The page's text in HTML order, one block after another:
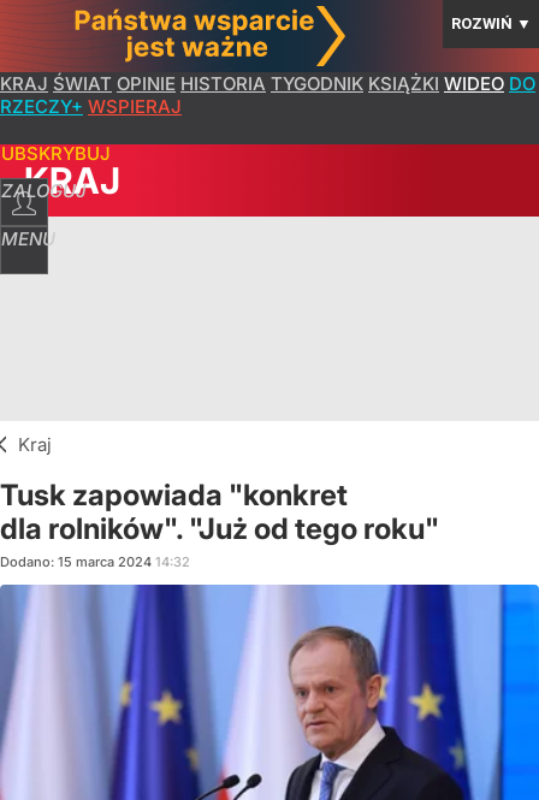
ROZWIŃ ▼
KRAJ ŚWIAT OPINIE HISTORIA TYGODNIK KSIĄŻKI WIDEO DO
RZECZY+ WSPIERAJ
ZALOGUJ
MENU
KRAJ
Kraj
Tusk zapowiada "konkret
dla rolników". "Już od tego roku"
Dodano: 15 marca 2024 14:32